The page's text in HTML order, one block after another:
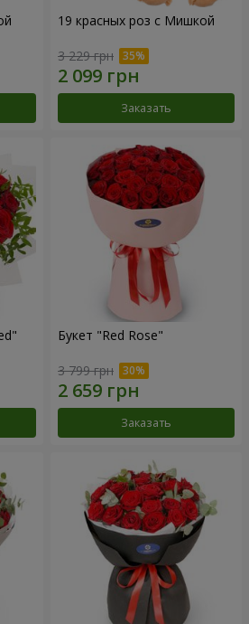
19 красных роз с Мишкой
3 229 грн
Заказать
Букет "Red Rose"
3 799 грн
Заказать